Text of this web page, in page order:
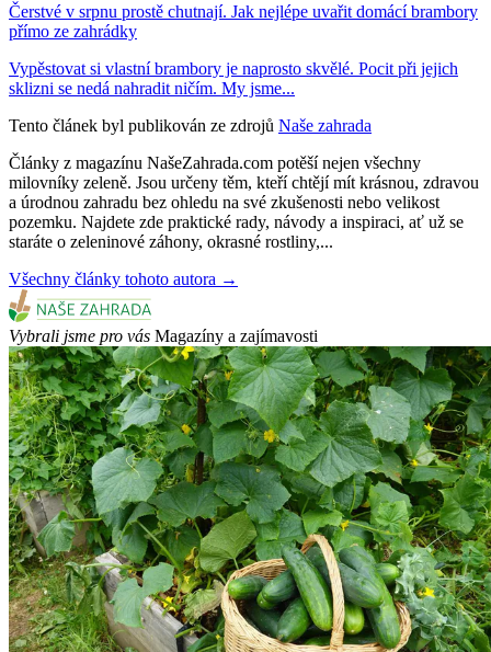
Čerstvé v srpnu prostě chutnají. Jak nejlépe uvařit domácí brambory
přímo ze zahrádky
Vypěstovat si vlastní brambory je naprosto skvělé. Pocit při jejich
sklizni se nedá nahradit ničím. My jsme...
Tento článek byl publikován ze zdrojů Naše zahrada
Články z magazínu NašeZahrada.com potěší nejen všechny
milovníky zeleně. Jsou určeny těm, kteří chtějí mít krásnou, zdravou
a úrodnou zahradu bez ohledu na své zkušenosti nebo velikost
pozemku. Najdete zde praktické rady, návody a inspiraci, ať už se
staráte o zeleninové záhony, okrasné rostliny,...
Všechny články tohoto autora →
Vybrali jsme pro vás Magazíny a zajímavosti